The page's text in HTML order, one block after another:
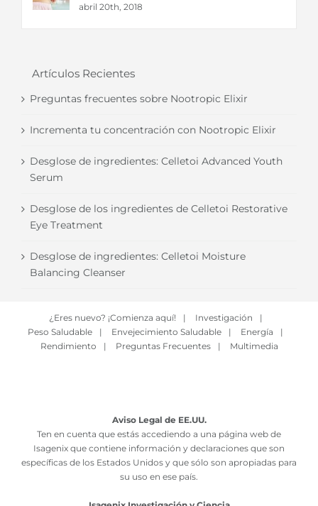
abril 20th, 2018
Artículos Recientes
Preguntas frecuentes sobre Nootropic Elixir
Incrementa tu concentración con Nootropic Elixir
Desglose de ingredientes: Celletoi Advanced Youth
Serum
Desglose de los ingredientes de Celletoi Restorative
Eye Treatment
Desglose de ingredientes: Celletoi Moisture
Balancing Cleanser
¿Eres nuevo? ¡Comienza aquí! | Investigación
|
Peso Saludable
| Envejecimiento Saludable | Energía
|
Rendimiento
| Preguntas Frecuentes | Multimedia
Aviso Legal de EE.UU.
Ten en cuenta que estás accediendo a una página web de
Isagenix que contiene información y declaraciones que son
específicas de los Estados Unidos y que sólo son apropiadas para
su uso en ese país.